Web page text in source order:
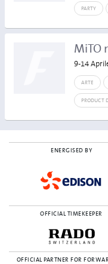
PARTY
MiTO
9-14
ARTE
PRODUCT
ENERGISED BY
OFFICIAL TIMEKEEPER
OFFICIAL PARTNER FOR